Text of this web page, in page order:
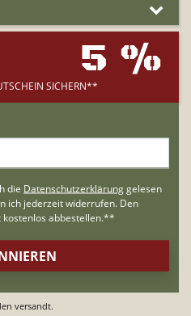
5 %
SICHERN**
versandt.